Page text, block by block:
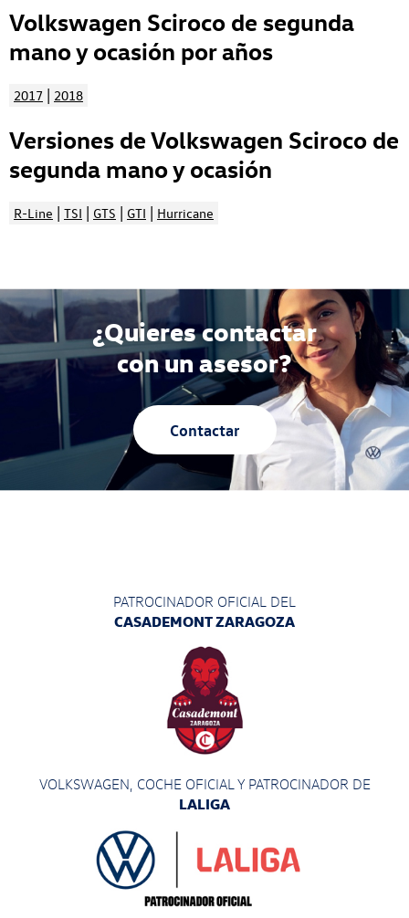
Volkswagen Sciroco de segunda
mano y ocasión por años
2017 | 2018
Versiones de Volkswagen Sciroco de
segunda mano y ocasión
R-Line | TSI | GTS | GTI | Hurricane
¿Quieres contactar
con un asesor?
Contactar
PATROCINADOR OFICIAL DEL
CASADEMONT ZARAGOZA
VOLKSWAGEN, COCHE OFICIAL Y PATROCINADOR DE
LALIGA